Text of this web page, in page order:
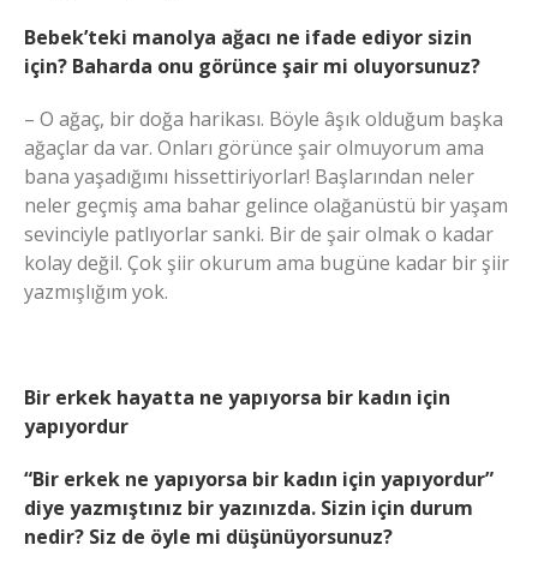
Bebek’teki manolya ağacı ne ifade ediyor sizin
için? Baharda onu görünce şair mi oluyorsunuz?
– O ağaç, bir doğa harikası. Böyle âşık olduğum başka
ağaçlar da var. Onları görünce şair olmuyorum ama
bana yaşadığımı hissettiriyorlar! Başlarından neler
neler geçmiş ama bahar gelince olağanüstü bir yaşam
sevinciyle patlıyorlar sanki. Bir de şair olmak o kadar
kolay değil. Çok şiir okurum ama bugüne kadar bir şiir
yazmışlığım yok.
Bir erkek hayatta ne yapıyorsa bir kadın için
yapıyordur
“Bir erkek ne yapıyorsa bir kadın için yapıyordur”
diye yazmıştınız bir yazınızda. Sizin için durum
nedir? Siz de öyle mi düşünüyorsunuz?